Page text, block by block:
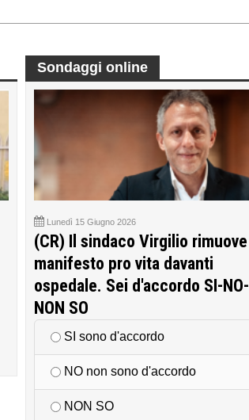
Sondaggi online
Lunedì 15 Giugno 2026
(CR) Il sindaco Virgilio rimuove
manifesto pro vita davanti
ospedale. Sei d'accordo SI-NO-
NON SO
SI sono d'accordo
NO non sono d'accordo
NON SO